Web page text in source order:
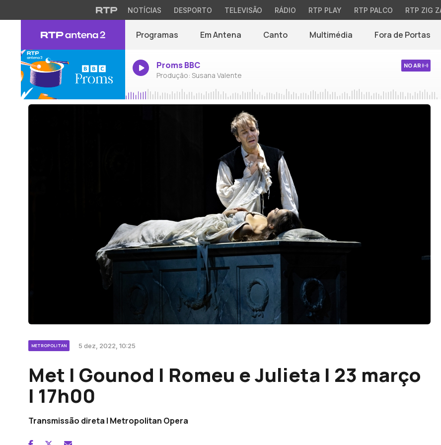
NOTÍCIAS DESPORTO TELEVISÃO RÁDIO RTP PLAY RTP PALCO RTP ZIG
Programas Em Antena Canto Multimédia Fora de Portas
Proms BBC
Produção: Susana Valente
NO AR
METROPOLITAN 5 dez, 2022, 10:25
Met | Gounod | Romeu e Julieta | 23 março
| 17h00
Transmissão direta | Metropolitan Opera